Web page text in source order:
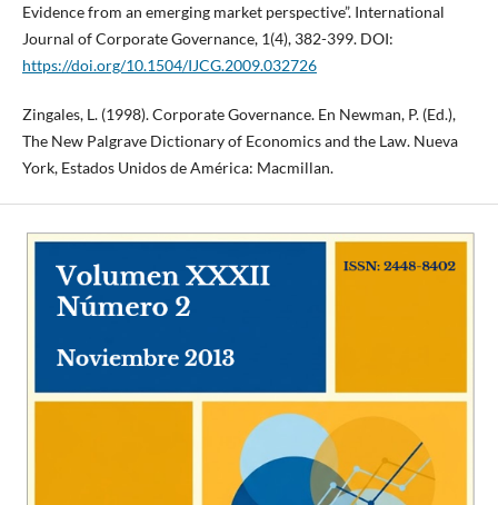
Evidence from an emerging market perspective”. International
Journal of Corporate Governance, 1(4), 382-399. DOI:
https://doi.org/10.1504/IJCG.2009.032726
Zingales, L. (1998). Corporate Governance. En Newman, P. (Ed.),
The New Palgrave Dictionary of Economics and the Law. Nueva
York, Estados Unidos de América: Macmillan.